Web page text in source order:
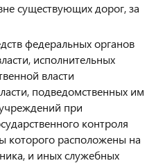
существующих дорог, за
федеральных органов
исполнительных
власти
подведомственных им
при
контроля
которого расположены на
и иных служебных